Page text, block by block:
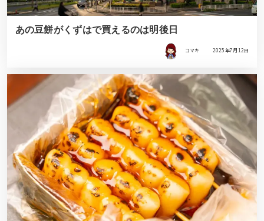
あの豆餅がくずはで買えるのは明後日
コマキ 2025年7月12日